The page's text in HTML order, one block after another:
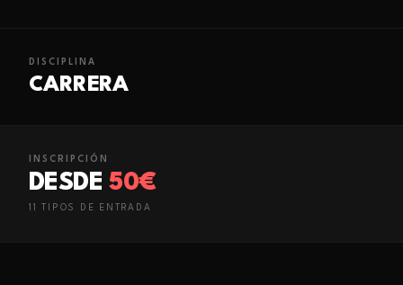
DISCIPLINA
CARRERA
INSCRIPCIÓN
DESDE 50€
11 TIPO S DE ENTRADA